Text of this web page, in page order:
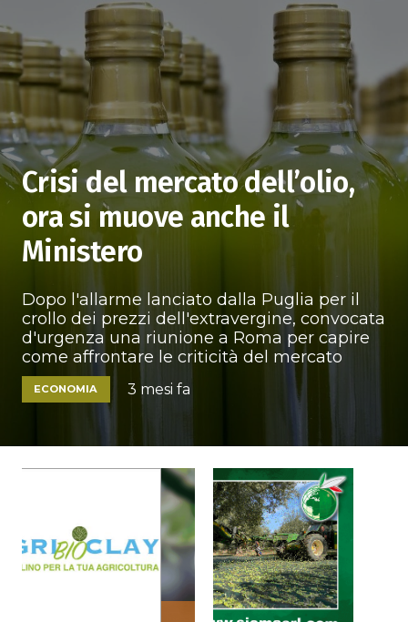
Crisi del mercato dell’olio,
ora si muove anche il
Ministero
Dopo l'allarme lanciato dalla Puglia per il
crollo dei prezzi dell'extravergine, convocata
d'urgenza una riunione a Roma per capire
come affrontare le criticità del mercato
ECONOMIA 3 mesi fa